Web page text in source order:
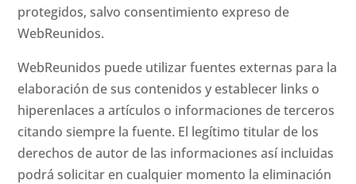
protegidos, salvo consentimiento expreso de
WebReunidos.
WebReunidos puede utilizar fuentes externas para la
elaboración de sus contenidos y establecer links o
hiperenlaces a artículos o informaciones de terceros
citando siempre la fuente. El legítimo titular de los
derechos de autor de las informaciones así incluidas
podrá solicitar en cualquier momento la eliminación